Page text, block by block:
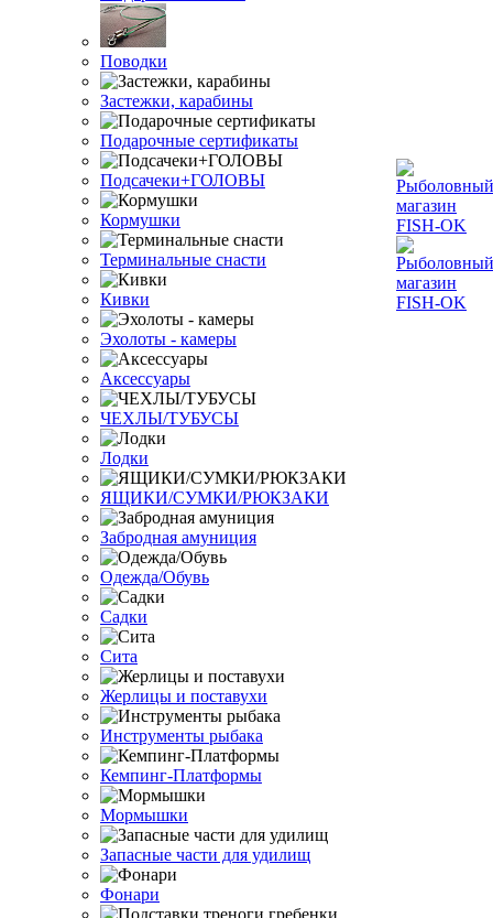
Поводки
Застежки, карабины
Подарочные сертификаты
Подсачеки+ГОЛОВЫ
Кормушки
Терминальные снасти
Кивки
Эхолоты - камеры
Аксессуары
ЧЕХЛЫ/ТУБУСЫ
Лодки
ЯЩИКИ/СУМКИ/РЮКЗАКИ
Забродная амуниция
Одежда/Обувь
Садки
Сита
Жерлицы и поставухи
Инструменты рыбака
Кемпинг-Платформы
Мормышки
Запасные части для удилищ
Фонари